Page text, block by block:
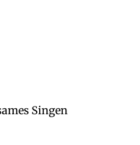
Singen